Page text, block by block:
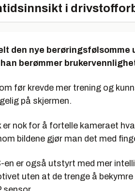
i
den nye berøringsfølsomme
berømmer
før krevde mer trening og
på skjermen.
nok for å fortelle kameraet
bildene gjør man det med
en er også utstyrt med mer
uten at de trenge å